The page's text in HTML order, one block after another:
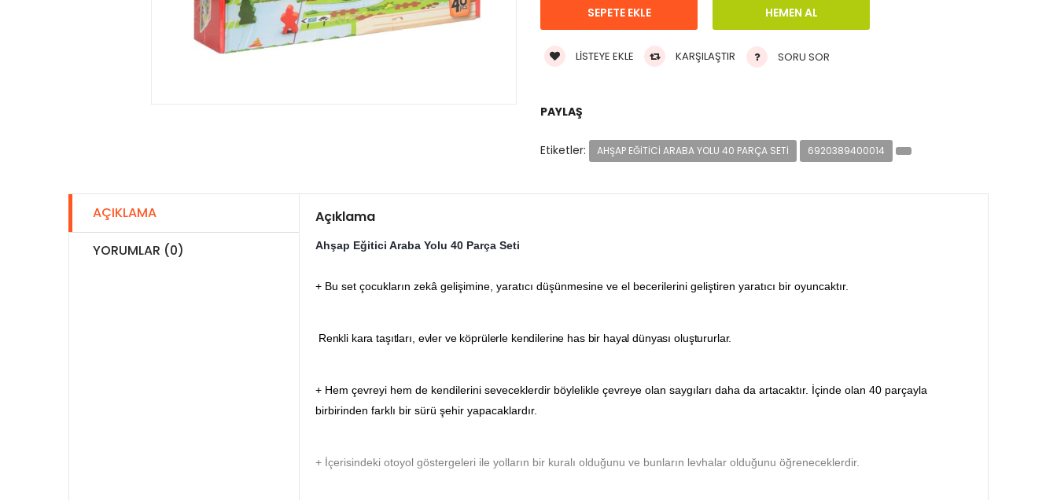
LISTEYE EKLE KARŞILAŞTIR SORU SOR
PAYLAŞ
Etiketler: AHŞAP EĞITICI ARABA YOLU 40 PARÇA SETI 6920389400014
AÇIKLAMA
YORUMLAR (0)
Açıklama
Ahşap Eğitici Araba Yolu 40 Parça Seti
+ Bu set çocukların zekâ gelişimine, yaratıcı düşünmesine ve el becerilerini geliştiren yaratıcı bir oyuncaktır.
Renkli kara taşıtları, evler ve köprülerle kendilerine has bir hayal dünyası oluştururlar.
+ Hem çevreyi hem de kendilerini seveceklerdir böylelikle çevreye olan saygıları daha da artacaktır. İçinde olan 40 parçayla
birbirinden farklı bir sürü şehir yapacaklardır.
+ İçerisindeki otoyol göstergeleri ile yolların bir kuralı olduğunu ve bunların levhalar olduğunu öğreneceklerdir.